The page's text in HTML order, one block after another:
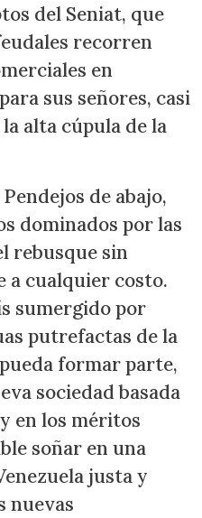
del Seniat, que
recorren
en
sus señores, casi
alta cúpula de la
de abajo,
dominados por las
rebusque sin
a cualquier costo.
sumergido por
putrefactas de la
formar parte,
sociedad basada
en los méritos
soñar en una
justa y
nuevas